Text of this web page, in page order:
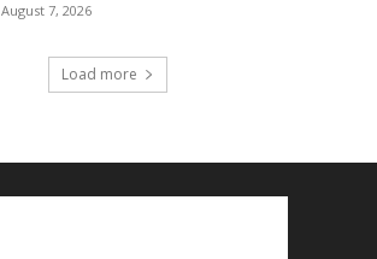
August 7, 2026
Load more